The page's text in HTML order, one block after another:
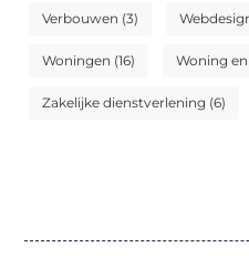
Verbouwen (3)
Woningen (16) Woning
Zakelijke dienstverlening (6)